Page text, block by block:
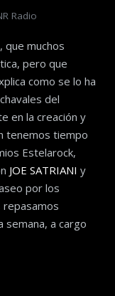
Radio
que muchos
pero que
como se lo ha
del
en la creación y
tenemos tiempo
Estelarock,
JOE SATRIANI y
por los
repasamos
semana, a cargo